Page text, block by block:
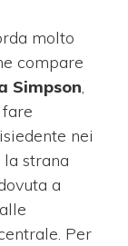
molto
compare
Simpson,
nei
strana
a
Per